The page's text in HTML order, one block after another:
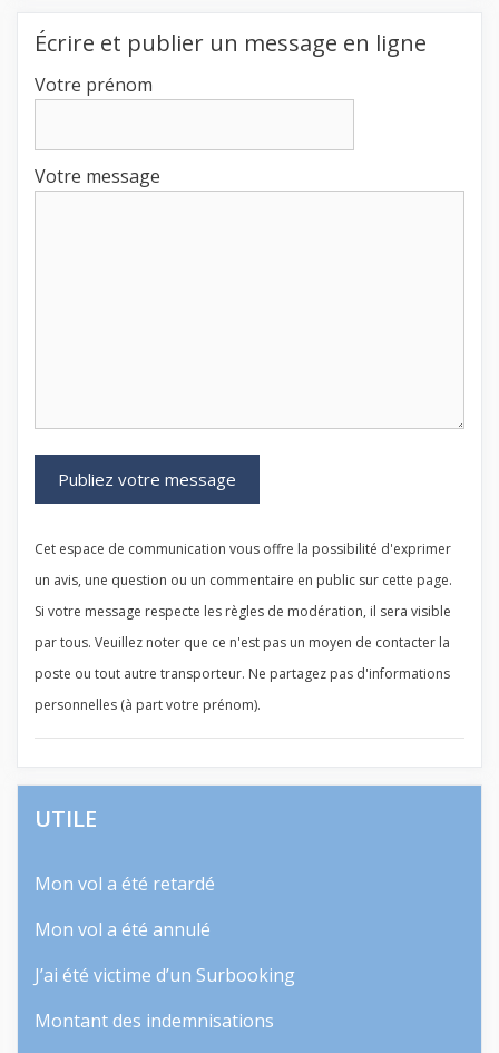
Écrire et publier un message en ligne
Votre prénom
Votre message
Cet espace de communication vous offre la possibilité d'exprimer
un avis, une question ou un commentaire en public sur cette page.
Si votre message respecte les règles de modération, il sera visible
par tous. Veuillez noter que ce n'est pas un moyen de contacter la
poste ou tout autre transporteur. Ne partagez pas d'informations
personnelles (à part votre prénom).
UTILE
Mon vol a été retardé
Mon vol a été annulé
J’ai été victime d’un Surbooking
Montant des indemnisations